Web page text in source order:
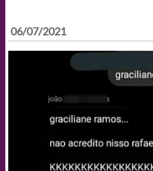
06/07/2021